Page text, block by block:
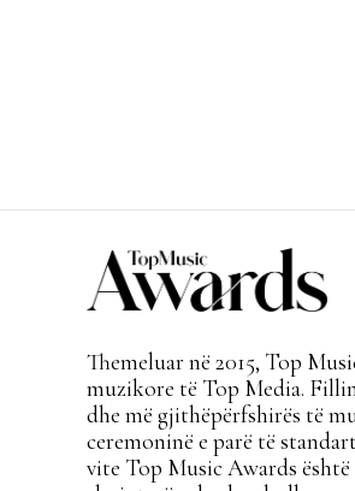
Themeluar në 2015, Top
muzikore të Top Media.
dhe më gjithëpërfshirës të
ceremoninë e parë të
vite Top Music Awards